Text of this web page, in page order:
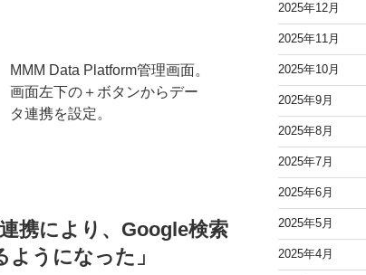
MMM Data Platform管理画面。
画面左下の＋ボタンからデー
タ連携を設定。
携により、Google検索
ようになった 」
2025年12月
2025年11月
2025年10月
2025年9月
2025年8月
2025年7月
2025年6月
2025年5月
2025年4月